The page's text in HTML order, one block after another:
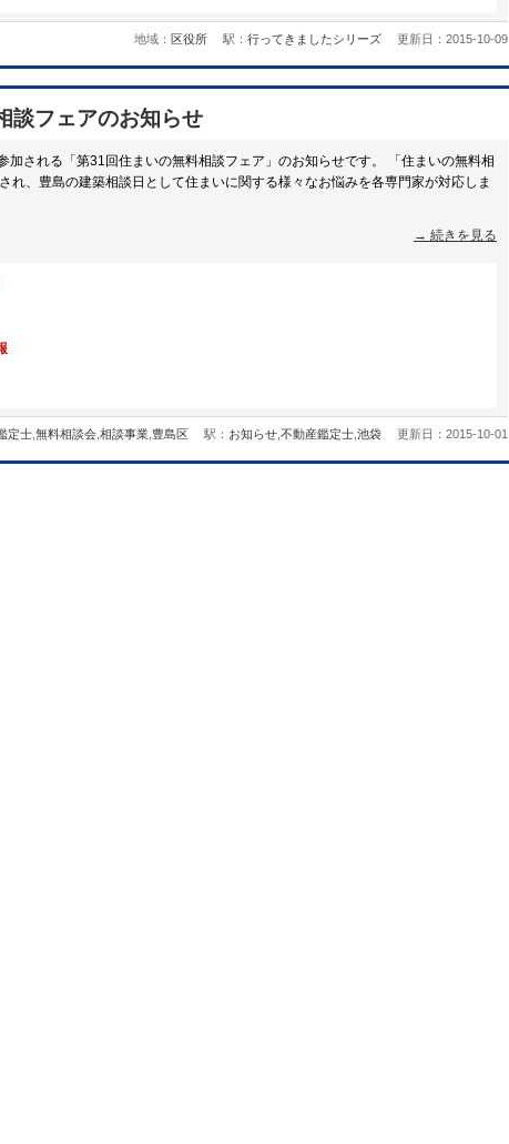
地域： 区役所 駅： 行ってきましたシリーズ 更新日：2015-10-09
談フェアのお知らせ
加される「第31回住まいの無料相談フェア」のお知らせです。 「住まいの無料相
れ、豊島の建築相談日として住まいに関する様々なお悩みを各専門家が対応しま
→ 続きを見る
定士 無料相談会 相談事業 豊島区 駅： お知らせ 不動産鑑定士 池袋 更新日：2015-10-01